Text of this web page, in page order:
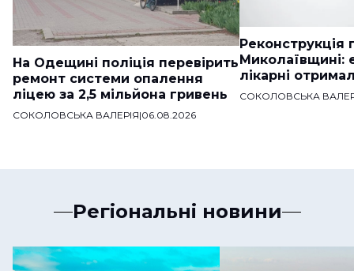
На Одещині поліція перевірить
ремонт системи опалення
ліцею за 2,5 мільйона гривень
СОКОЛОВСЬКА ВАЛЕРІЯ|06.08.2026
Реконструкція
Миколаївщині:
лікарні
СОКОЛОВСЬКА
Регіональні новини